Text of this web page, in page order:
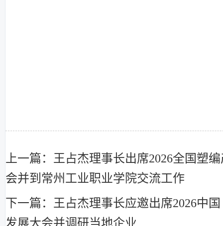
上一篇：王占杰理事长出席2026全国塑
会并到常州工业职业学院交流工作
下一篇：王占杰理事长应邀出席2026中
发展大会并调研当地企业